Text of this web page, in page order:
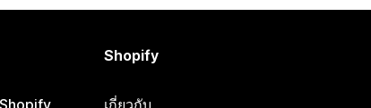
Shopify
เกี่ยวกับ